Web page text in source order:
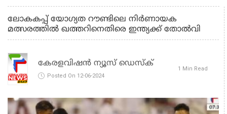
ലോകകപ്പ് യോഗ്യത റൗണ്ടിലെ നിര്‍ണായക
മത്സരത്തില്‍ ഖത്തറിനെതിരെ ഇന്ത്യക്ക് തോല്‍വി
കേരളവിഷൻ ന്യൂസ് ഡെസ്‌ക്
Posted On 12-06-2024
1 Min Read